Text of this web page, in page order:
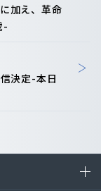
加え、革命
-
決定-本日